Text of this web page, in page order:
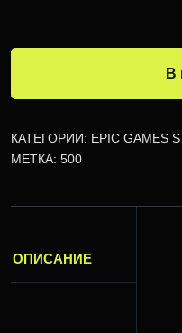
В
КАТЕГОРИИ: EPIC GAMES
МЕТКА: 500
ОПИСАНИЕ